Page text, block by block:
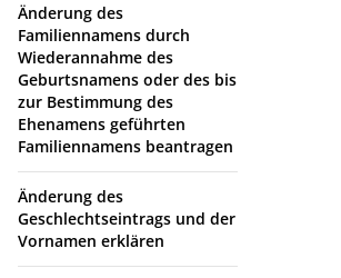
Änderung des
Familiennamens durch
Wiederannahme des
Geburtsnamens oder des bis
zur Bestimmung des
Ehenamens geführten
Familiennamens beantragen
Änderung des
Geschlechtseintrags und der
Vornamen erklären